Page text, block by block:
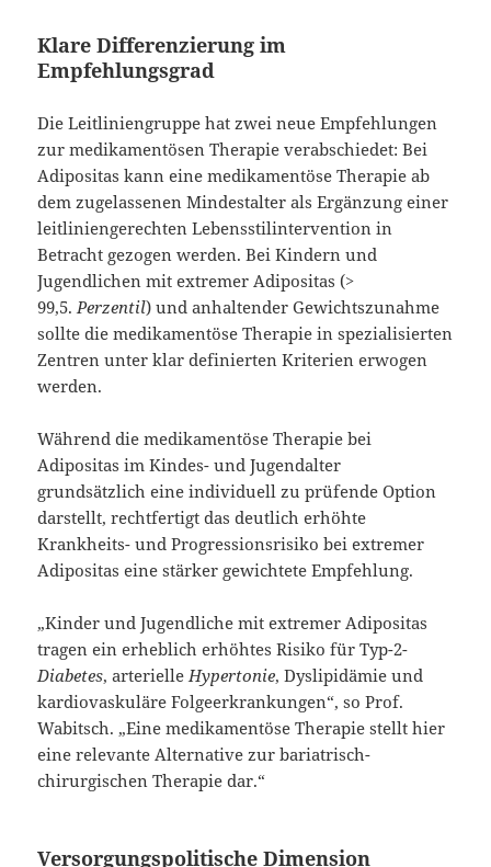
Klare Differenzierung im
Empfehlungsgrad
Die Leitliniengruppe hat zwei neue Empfehlungen
zur medikamentösen Therapie verabschiedet: Bei
Adipositas kann eine medikamentöse Therapie ab
dem zugelassenen Mindestalter als Ergänzung einer
leitliniengerechten Lebensstilintervention in
Betracht gezogen werden. Bei Kindern und
Jugendlichen mit extremer Adipositas (>
99,5.Perzentil) und anhaltender Gewichtszunahme
sollte die medikamentöse Therapie in spezialisierten
Zentren unter klar definierten Kriterien erwogen
werden.
Während die medikamentöse Therapie bei
Adipositas im Kindes- und Jugendalter
grundsätzlich eine individuell zu prüfende Option
darstellt, rechtfertigt das deutlich erhöhte
Krankheits- und Progressionsrisiko bei extremer
Adipositas eine stärker gewichtete Empfehlung.
„Kinder und Jugendliche mit extremer Adipositas
tragen ein erheblich erhöhtes Risiko für Typ-2-
Diabetes, arterielleHypertonie, Dyslipidämie und
kardiovaskuläre Folgeerkrankungen“, so Prof.
Wabitsch. „Eine medikamentöse Therapie stellt hier
eine relevante Alternative zur bariatrisch-
chirurgischen Therapie dar.“
Versorgungspolitische Dimension